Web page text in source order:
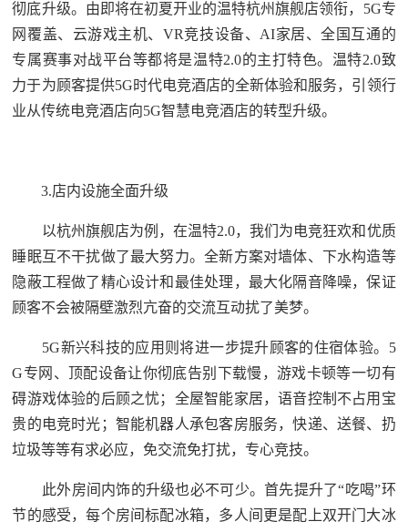
彻底升级。由即将在初夏开业的温特杭州旗舰店领衔，5G专
网覆盖、云游戏主机、VR竞技设备、AI家居、全国互通的
专属赛事对战平台等都将是温特2.0的主打特色。温特2.0致
力于为顾客提供5G时代电竞酒店的全新体验和服务，引领行
业从传统电竞酒店向5G智慧电竞酒店的转型升级。
3.店内设施全面升级
以杭州旗舰店为例，在温特2.0，我们为电竞狂欢和优质
睡眠互不干扰做了最大努力。全新方案对墙体、下水构造等
隐蔽工程做了精心设计和最佳处理，最大化隔音降噪，保证
顾客不会被隔壁激烈亢奋的交流互动扰了美梦。
5G新兴科技的应用则将进一步提升顾客的住宿体验。5
G专网、顶配设备让你彻底告别下载慢，游戏卡顿等一切有
碍游戏体验的后顾之忧；全屋智能家居，语音控制不占用宝
贵的电竞时光；智能机器人承包客房服务，快递、送餐、扔
垃圾等等有求必应，免交流免打扰，专心竞技。
此外房间内饰的升级也必不可少。首先提升了“吃喝”环
节的感受，每个房间标配冰箱，多人间更是配上双开门大冰